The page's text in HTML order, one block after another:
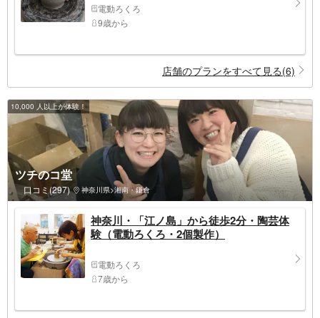
電動ろくろ
9歳から
店舗のプランをすべて見る(6)
10,000 人以上が体験！
ツチのコ堂
口コミ(297) 神奈川県>湘南・鎌倉
神奈川・「江ノ島」から徒歩2分・陶芸体
験（電動ろくろ・2個製作）
電動ろくろ
7歳から